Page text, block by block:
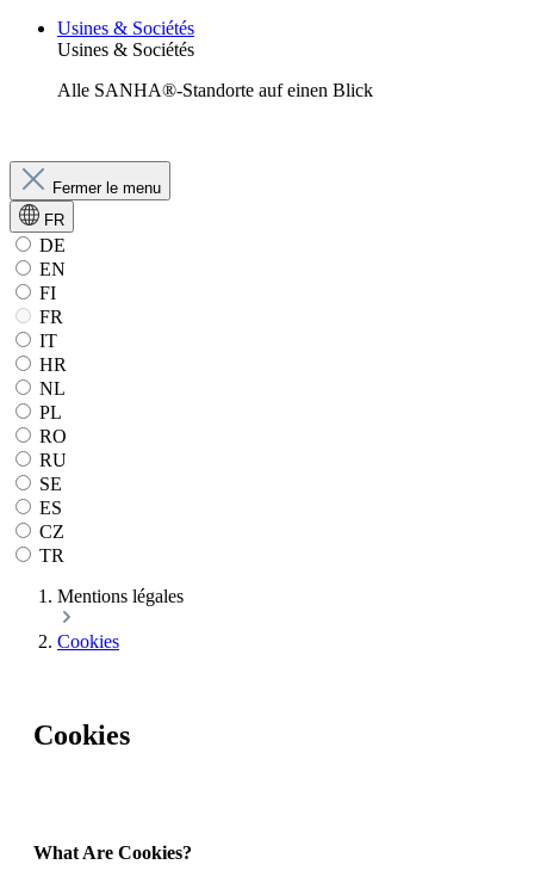
Usines & Sociétés
Usines & Sociétés
Alle SANHA®-Standorte auf einen Blick
Fermer le menu
FR
DE
EN
FI
FR
IT
HR
NL
PL
RO
RU
SE
ES
CZ
TR
Mentions légales
Cookies
Cookies
What Are Cookies?